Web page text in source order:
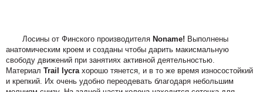
Лосины от Финского производителя Noname! Выполнены
анатомическим кроем и созданы чтобы дарить макисмальную
свободу движений при занятиях активной деятельностью.
Материал Trail lycra хорошо тянется, и в то же время износостойкий
и крепкий. Их очень удобно переодевать благодаря небольшим